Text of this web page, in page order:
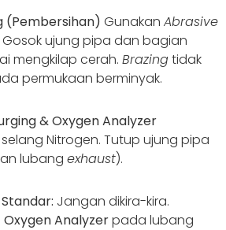
(Pembersihan) Gunakan Abrasive
Gosok ujung pipa dan bagian
mengkilap cerah. Brazingtidak
permukaan berminyak.
& Oxygen Analyzer
Nitrogen. Tutup ujung pipa
lubang exhaust).
Jangan dikira-kira.
Oxygen Analyzerpada lubang